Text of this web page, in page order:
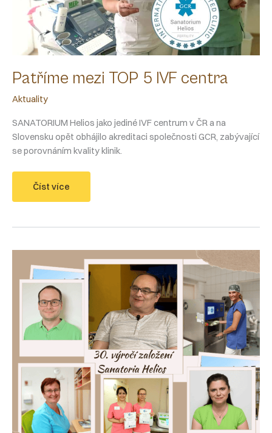
Patříme mezi TOP 5 IVF centra
Aktuality
SANATORIUM Helios jako jediné IVF centrum v ČR a na
Slovensku opět obhájilo akreditaci společnosti GCR, zabývající
se porovnáním kvality klinik.
Patříme
TOP
centra
Číst více